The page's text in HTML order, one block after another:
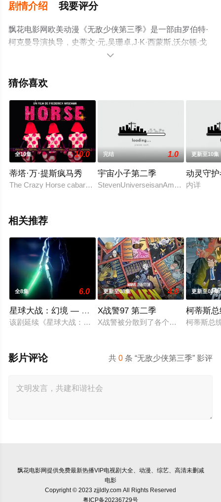
剧情介绍 我要评分
飘花电影网欧美动漫《无敌少侠第三季》是一部由罗伯特·
柯克曼导演执导，史蒂文·元,吴珊卓,J·K·西蒙斯,沃尔顿·戈
金斯,塞斯·罗根,吉莉安·雅各布斯,杰森·曼楚克斯,莎姬·贝兹,
马昆德,卡里·佩顿,安德鲁·兰内斯,凯文·迈克尔·理查德森,本·
国动漫，大结局剧情已揭晓（1-8全集），手机免费观看高
清无删减完整版动漫全集就上飘花影院，更多相关信息可
移步至豆瓣动漫、电视猫或剧情网等平台了解。

猜你喜欢
全10集 10.0
蒂塔·万·提斯疯马秀
The Crazy Horse cabaret has been a Parisian night hotspot
完结 1.0
宇宙小子第二季
更新至10集
动灵守
内详
相关推荐
全8集 6.0
星球大战：幻境 — 第九个绝地武士
该剧延续《星球大战：幻境》的世界观，见证绝地武士崭新篇章
更新至08集 4.0
X战警97 第二季
X战警被分散到了各个时间线，从过
更新至02集
柯蒂斯
柯蒂斯总
共0 条 “无敌少侠第三季” 影评
影片评论
飘花电影网提供免费最新热播VIP电视剧大全、动漫、综艺、高清未删减
电影
Copyright © 2023 zjjldly.com All Rights Reserved
粤ICP备20236729号